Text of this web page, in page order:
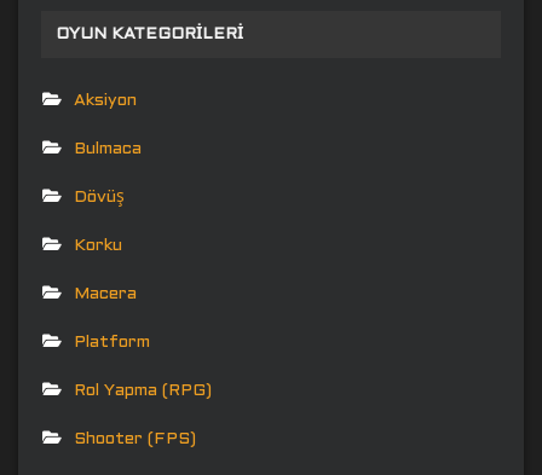
OYUN KATEGORILERI
Aksiyon
Bulmaca
Dövüş
Korku
Macera
Platform
Rol Yapma (RPG)
Shooter (FPS)